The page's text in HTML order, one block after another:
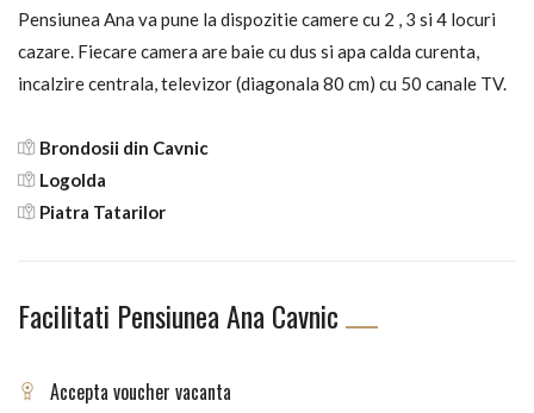
Pensiunea Ana va pune la dispozitie camere cu 2 , 3 si 4 locuri
cazare. Fiecare camera are baie cu dus si apa calda curenta,
incalzire centrala, televizor (diagonala 80 cm) cu 50 canale TV.
Brondosii din Cavnic
Logolda
Piatra Tatarilor
Facilitati Pensiunea Ana Cavnic
Accepta voucher vacanta